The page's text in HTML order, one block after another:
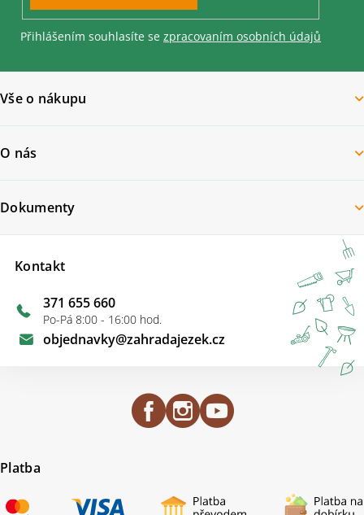
Přihlášením souhlasíte se zpracovaním osobních údajů
Vše o nákupu
O nás
Kontakt
objednavky@zahradajezek.cz
371 655 660
Po-Pá 8:00 - 16:00 hod.
Dokumenty
Platba